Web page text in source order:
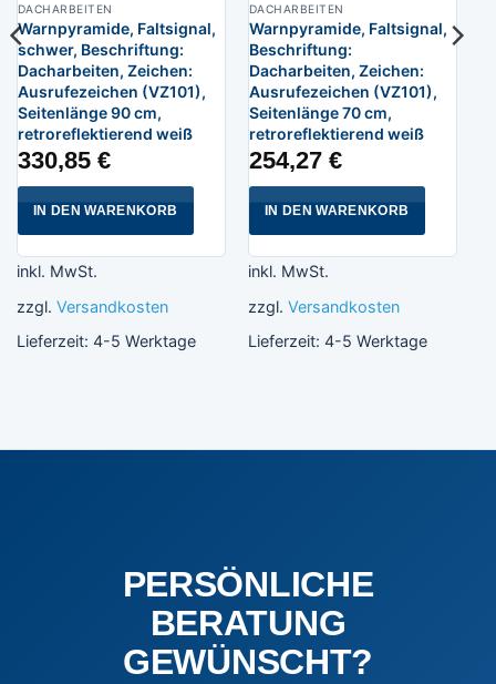
DACHARBEITEN
Warnpyramide, Faltsignal,
schwer, Beschriftung:
Dacharbeiten, Zeichen:
Ausrufezeichen (VZ101),
Seitenlänge 90 cm,
retroreflektierend weiß
330,85 €
IN DEN WARENKORB
inkl. MwSt.
zzgl. Versandkosten
Lieferzeit: 4-5 Werktage
DACHARBEITEN
Warnpyramide, Faltsignal,
Beschriftung:
Dacharbeiten, Zeichen:
Ausrufezeichen (VZ101),
Seitenlänge 70 cm,
retroreflektierend weiß
254,27 €
IN DEN WARENKORB
inkl. MwSt.
zzgl. Versandkosten
Lieferzeit: 4-5 Werktage
PERSÖNLICHE
BERATUNG
GEWÜNSCHT?